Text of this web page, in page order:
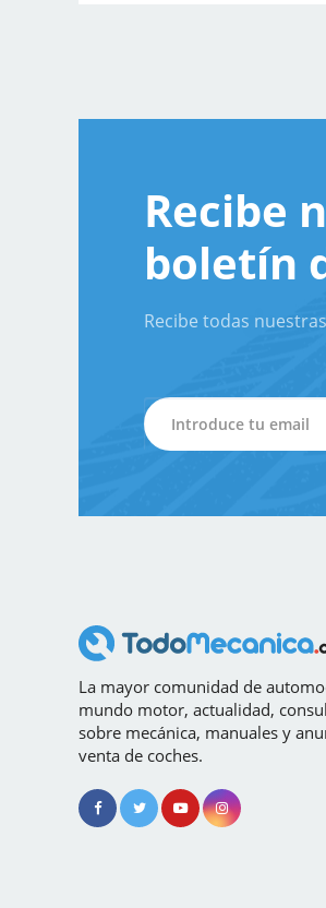
Recibe
boletín
Recibe todas
La mayor comunidad de
mundo motor, actualidad,
sobre mecánica, manuales y
venta de coches.